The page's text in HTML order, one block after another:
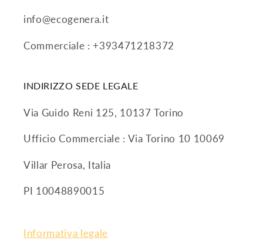
info@ecogenera.it
Commerciale : +393471218372
INDIRIZZO SEDE LEGALE
Via Guido Reni 125, 10137 Torino
Ufficio Commerciale : Via Torino 10 10069
Villar Perosa, Italia
PI 10048890015
Informativa legale